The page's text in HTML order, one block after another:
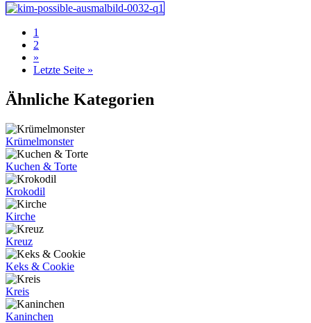
1
2
»
Letzte Seite »
Ähnliche Kategorien
Krümelmonster
Kuchen & Torte
Krokodil
Kirche
Kreuz
Keks & Cookie
Kreis
Kaninchen